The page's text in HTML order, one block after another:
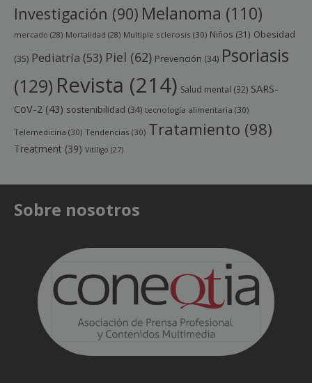
Investigación (90) Melanoma (110)
mercado (28) Mortalidad (28) Multiple sclerosis (30) Niños (31) Obesidad
(35) Pediatría (53) Piel (62) Prevención (34) Psoriasis
(129) Revista (214) Salud mental (32) SARS-
CoV-2 (43) sostenibilidad (34) tecnología alimentaria (30)
Telemedicina (30) Tendencias (30) Tratamiento (98)
Treatment (39) Vitíligo (27)
Sobre nosotros